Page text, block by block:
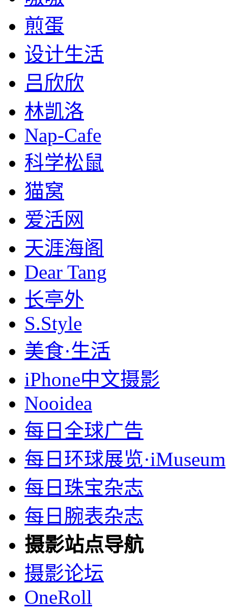
煎蛋
设计生活
吕欣欣
林凯洛
Nap-Cafe
科学松鼠
猫窝
爱活网
天涯海阁
Dear Tang
长亭外
S.Style
美食·生活
iPhone中文摄影
Nooidea
每日全球广告
每日环球展览·iMuseum
每日珠宝杂志
每日腕表杂志
摄影站点导航
摄影论坛
OneRoll